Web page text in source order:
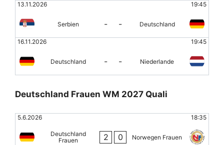
13.11.2026 19:45
Serbien - - Deutschland
16.11.2026 19:45
Deutschland - - Niederlande
Deutschland Frauen WM 2027 Quali
5.6.2026 18:35
Deutschland
Frauen
2 0 Norwegen Frauen